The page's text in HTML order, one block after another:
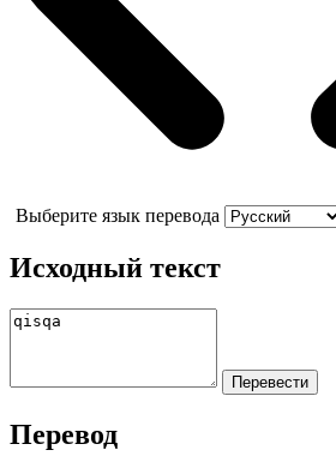
Выберите язык перевода
Исходный текст
Перевод